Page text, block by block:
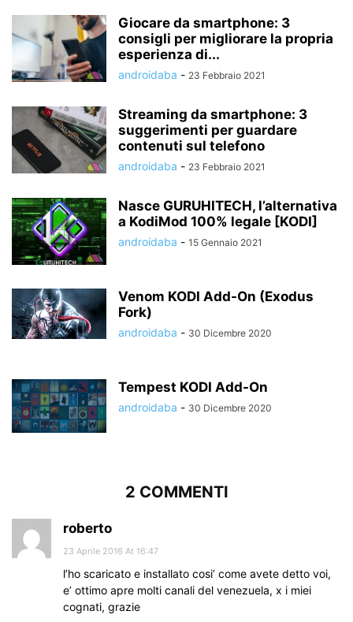
Giocare da smartphone: 3
consigli per migliorare la propria
esperienza di...
androidaba - 23 Febbraio 2021
Streaming da smartphone: 3
suggerimenti per guardare
contenuti sul telefono
androidaba - 23 Febbraio 2021
Nasce GURUHITECH, l’alternativa
a KodiMod 100% legale [KODI]
androidaba - 15 Gennaio 2021
Venom KODI Add-On (Exodus
Fork)
androidaba - 30 Dicembre 2020
Tempest KODI Add-On
androidaba - 30 Dicembre 2020
2 COMMENTI
roberto
23 Aprile 2016 At 16:47
l’ho scaricato e installato cosi’ come avete detto voi,
e’ ottimo apre molti canali del venezuela, x i miei
cognati, grazie